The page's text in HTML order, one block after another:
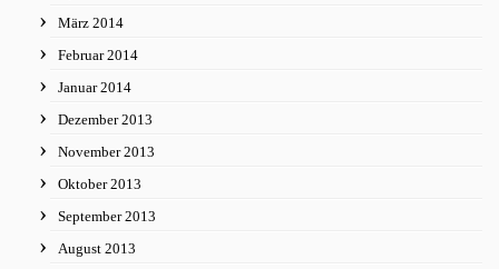
März 2014
Februar 2014
Januar 2014
Dezember 2013
November 2013
Oktober 2013
September 2013
August 2013